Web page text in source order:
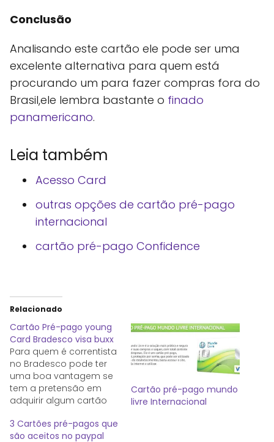
Conclusão
Analisando este cartão ele pode ser uma
excelente alternativa para quem está
procurando um para fazer compras fora do
Brasil,ele lembra bastante o finado
panamericano.
Leia também
Acesso Card
outras opções de cartão pré-pago
internacional
cartão pré-pago Confidence
Relacionado
Cartão Pré-pago young
Card Bradesco visa buxx
Para quem é correntista
no Bradesco pode ter
uma boa vantagem se
tem a pretensão em
adquirir algum cartão
Acessando o site do
Bradesco na seção
Cartão pré-pago mundo
livre Internacional
3 Cartões pré-pagos que
são aceitos no paypal